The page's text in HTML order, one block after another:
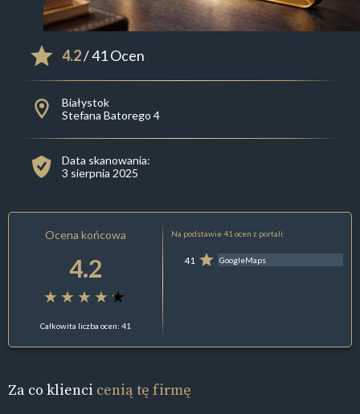
4.2/ 41 Ocen
Białystok
Stefana Batorego 4
Data skanowania:
3 sierpnia 2025
Ocena końcowa
4.2
Całkowita liczba ocen: 41
Na podstawie 41 ocen z portali:
41 GoogleMaps
Za co klienci cenią tę firmę